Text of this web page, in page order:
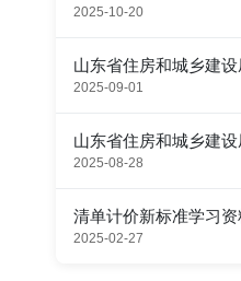
2025-10-20
山东省住房和城乡建
2025-09-01
山东省住房和城乡建
2025-08-28
清单计价新标准学习
2025-02-27